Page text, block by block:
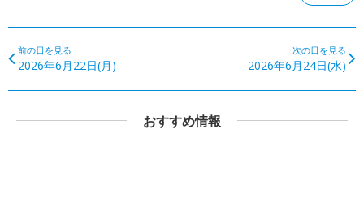
前の日を見る
2026年6月22日(月)
次の日を見る
2026年6月24日(水)
おすすめ情報